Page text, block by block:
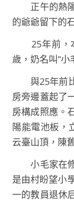
正午的熱陽
的爺爺留下的
25年前，本
歲，奶名叫“小
與25年前比
房旁邊蓋起了
房構成照應。
陽能電池板，
云臺山頂，陳
小毛家在修
是由村盼望小
一的教員退休